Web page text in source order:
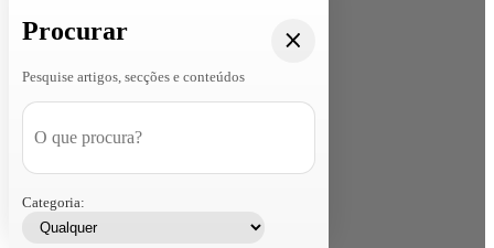
Procurar
Pesquise artigos, secções e conteúdos
Categoria: